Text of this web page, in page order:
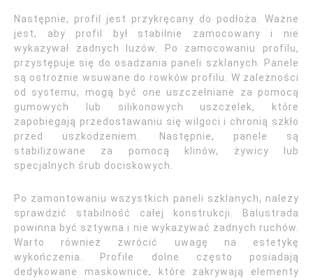
Następnie, profil jest przykręcany do podłoża. Ważne
jest, aby profil był stabilnie zamocowany i nie
wykazywał żadnych luzów. Po zamocowaniu profilu,
przystępuje się do osadzania paneli szklanych. Panele
są ostrożnie wsuwane do rowków profilu. W zależności
od systemu, mogą być one uszczelniane za pomocą
gumowych lub silikonowych uszczelek, które
zapobiegają przedostawaniu się wilgoci i chronią szkło
przed uszkodzeniem. Następnie, panele są
stabilizowane za pomocą klinów, żywicy lub
specjalnych śrub dociskowych.
Po zamontowaniu wszystkich paneli szklanych, należy
sprawdzić stabilność całej konstrukcji. Balustrada
powinna być sztywna i nie wykazywać żadnych ruchów.
Warto również zwrócić uwagę na estetykę
wykończenia. Profile dolne często posiadają
dedykowane maskownice, które zakrywają elementy